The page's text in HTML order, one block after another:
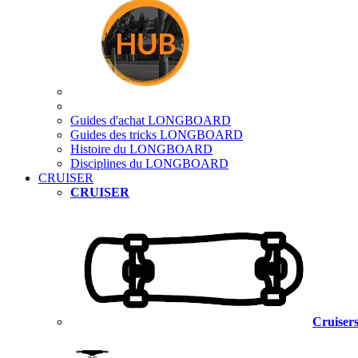
Guides d'achat LONGBOARD
Guides des tricks LONGBOARD
Histoire du LONGBOARD
Disciplines du LONGBOARD
CRUISER
CRUISER